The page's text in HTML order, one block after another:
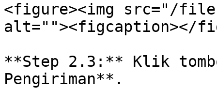
<figure><img src="/files/
alt=""><figcaption></
**Step 2.3:** Klik
Pengiriman**.